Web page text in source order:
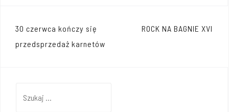
Nawigacja
wpisu
30 czerwca kończy się
przedsprzedaż karnetów
ROCK NA BAGNIE XVI